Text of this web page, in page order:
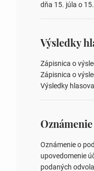
dňa 15. júla o
overovateľov
obvodov pre
zastupiteľstiev,
zastupiteľstiev v
obecného
Zápisnica o
Zápisnica o
Výsledky
ysledky.html
Oznámenie o
upovedomenie
podaných